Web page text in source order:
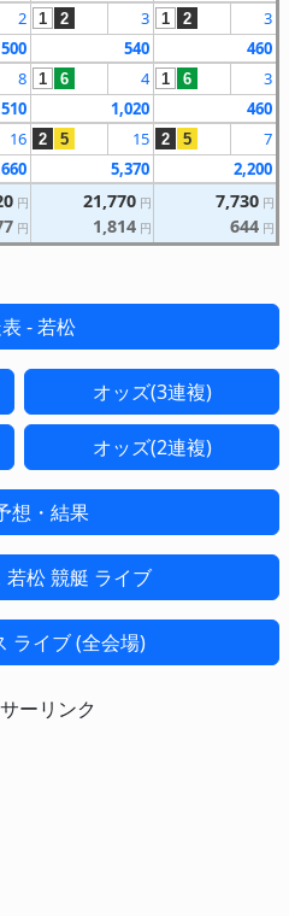
2 1 2 3 1 2
3
500 540
460
8 1 6 4 1 6
3
1,020
460
16 2 5 15 2 5
7
5,370 2,200
円
円
21,770 円
1,814 円
7,730 円
644 円
- 若松
オッズ(3連複)
オッズ(2連複)
想・結果
松 競艇 ライブ
ライブ (全会場)
ーリンク